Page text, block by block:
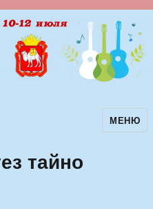
авторскойМЕНЮ
тайно